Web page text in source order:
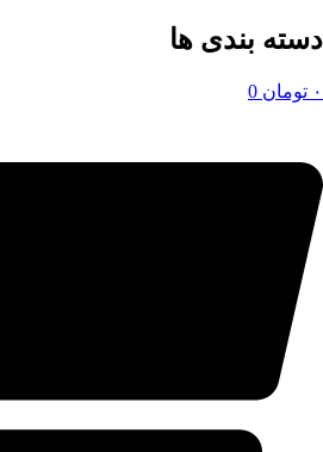
دسته بندی ها
۰ تومان 0